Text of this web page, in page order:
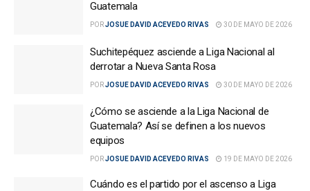
Guatemala
PORJOSUE DAVID ACEVEDO RIVAS 30 DE MAYO DE 2026
Suchitepéquez asciende a Liga Nacional al
derrotar a Nueva Santa Rosa
PORJOSUE DAVID ACEVEDO RIVAS 30 DE MAYO DE 2026
¿Cómo se asciende a la Liga Nacional de
Guatemala? Así se definen a los nuevos
equipos
PORJOSUE DAVID ACEVEDO RIVAS 19 DE MAYO DE 2026
Cuándo es el partido por el ascenso a Liga